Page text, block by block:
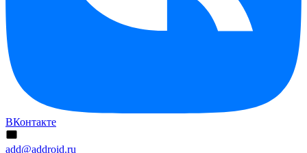
ВКонтакте
add@addroid.ru